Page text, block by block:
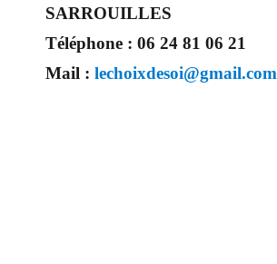
SARROUILLES
Téléphone : 06 24 81 06 21
Mail : lechoixdesoi@gmail.com